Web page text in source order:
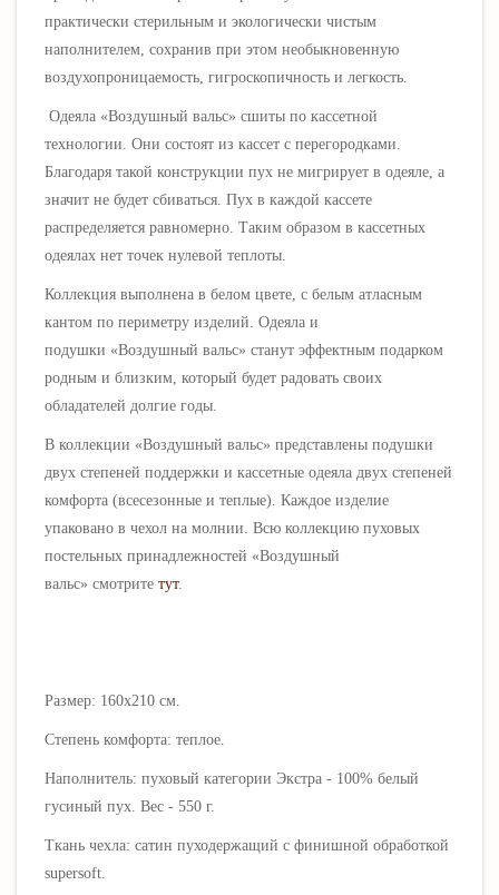
практически стерильным и экологически чистым
наполнителем, сохранив при этом необыкновенную
воздухопроницаемость, гигроскопичность и легкость.
Одеяла «Воздушный вальс» сшиты по кассетной
технологии. Они состоят из кассет с перегородками.
Благодаря такой конструкции пух не мигрирует в одеяле, а
значит не будет сбиваться. Пух в каждой кассете
распределяется равномерно. Таким образом в кассетных
одеялах нет точек нулевой теплоты.
Коллекция выполнена в белом цвете, с белым атласным
кантом по периметру изделий. Одеяла и
подушки «Воздушный вальс» станут эффектным подарком
родным и близким, который будет радовать своих
обладателей долгие годы.
В коллекции «Воздушный вальс» представлены подушки
двух степеней поддержки и кассетные одеяла двух степеней
комфорта (всесезонные и теплые). Каждое изделие
упаковано в чехол на молнии. Всю коллекцию пуховых
постельных принадлежностей «Воздушный
вальс» смотрите тут.
Размер: 160х210 см.
Степень комфорта: теплое.
Наполнитель: пуховый категории Экстра - 100% белый
гусиный пух. Вес - 550 г.
Ткань чехла: сатин пуходержащий с финишной обработкой
supersoft.